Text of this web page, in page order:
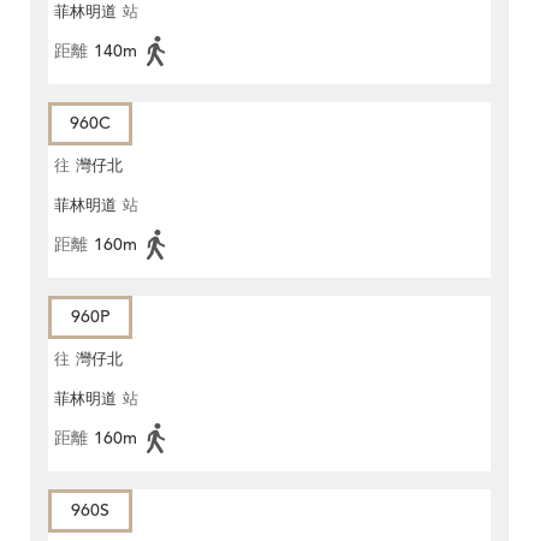
菲林明道 站
距離 140m
960C
往 灣仔北
菲林明道 站
距離 160m
960P
往 灣仔北
菲林明道 站
距離 160m
960S